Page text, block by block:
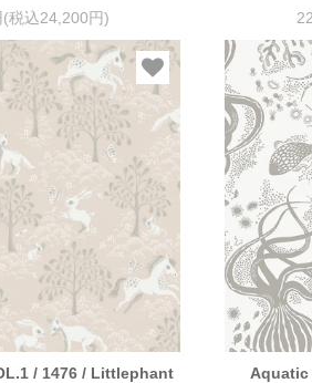
税込24,200円)
/ 1476 / Littlephant
Aquatic